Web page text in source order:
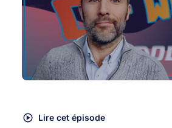
Lire cet épisode